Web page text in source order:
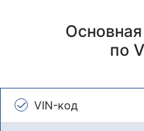
по
VIN-код